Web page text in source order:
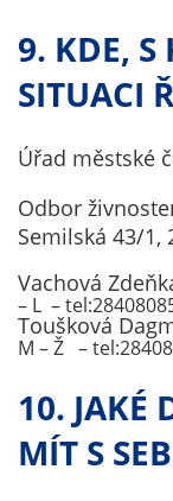
9. KDE,
SITUACI
Úřad městské
Odbor
Semilská 43/1,
Vachová
– L –
Toušková
M – Ž –
10. JAKÉ
MÍT S